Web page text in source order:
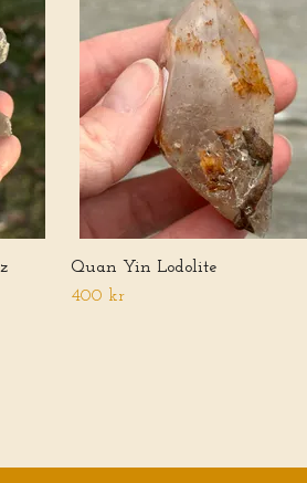
Quan Yin Lodolite
400 kr